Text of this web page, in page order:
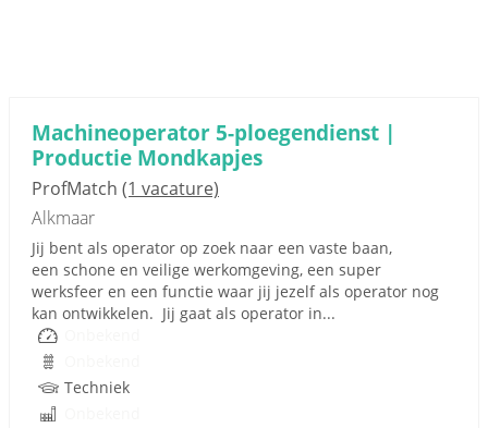
Machineoperator 5-ploegendienst |
Productie Mondkapjes
ProfMatch (1 vacature)
Alkmaar
Jij bent als operator op zoek naar een vaste baan,
een schone en veilige werkomgeving, een super
werksfeer en een functie waar jij jezelf als operator nog
kan ontwikkelen. Jij gaat als operator in...
Techniek